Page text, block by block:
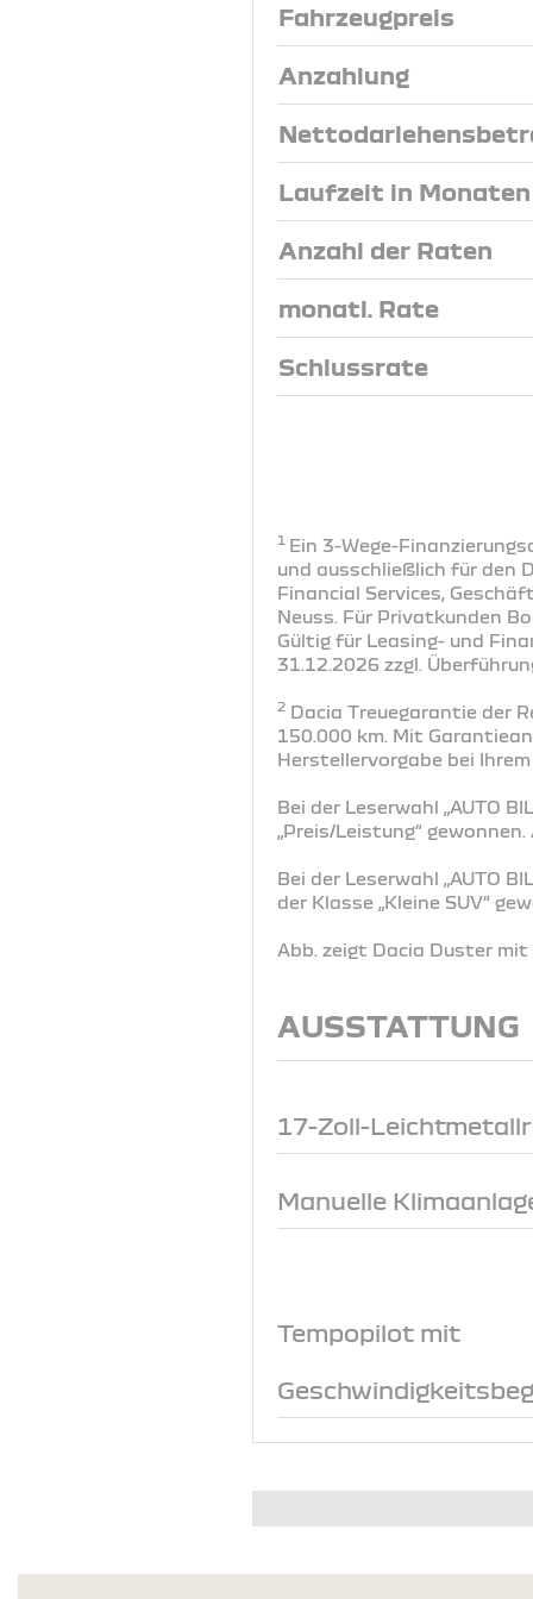
Fahrzeugpreis
Anzahlung
Laufzeit in Monaten
Anzahl der Raten
monatl. Rate
Schlussrate
1 Ein 3-Wege-
und ausschließlich für den
Financial Services,
Neuss. Für Privatkunden
Gültig für Leasing- und
31.12.2026 zzgl.
2 Dacia Treuegarantie der
150.000 km. Mit
Herstellervorgabe bei
Bei der Leserwahl „AUTO
„Preis/Leistung“
Bei der Leserwahl „AUTO
der Klasse „Kleine SUV“
Abb. zeigt Dacia Duster
AUSSTATTUNG
17-Zoll-
Manuelle
Tempopilot mit